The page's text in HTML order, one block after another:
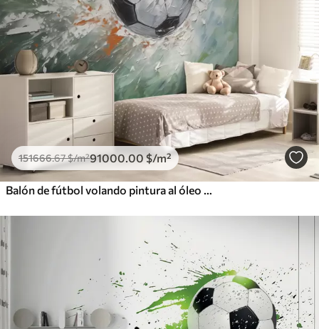
151666.67$/m²91000 .00 $/m²